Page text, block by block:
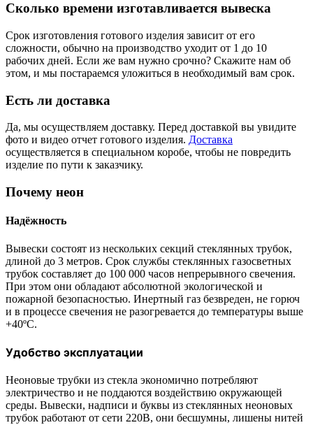
Сколько времени изготавливается вывеска
Срок изготовления готового изделия зависит от его
сложности, обычно на производство уходит от 1 до 10
рабочих дней. Если же вам нужно срочно? Скажите нам об
этом, и мы постараемся уложиться в необходимый вам срок.
Есть ли доставка
Да, мы осуществляем доставку. Перед доставкой вы увидите
фото и видео отчет готового изделия. Доставка
осуществляется в специальном коробе, чтобы не повредить
изделие по пути к заказчику.
Почему неон
Надёжность
Вывески состоят из нескольких секций стеклянных трубок,
длиной до 3 метров. Срок службы стеклянных газосветных
трубок составляет до 100 000 часов непрерывного свечения.
При этом они обладают абсолютной экологической и
пожарной безопасностью. Инертный газ безвреден, не горюч
и в процессе свечения не разогревается до температуры выше
+40ºС.
Удобство эксплуатации
Неоновые трубки из стекла экономично потребляют
электричество и не поддаются воздействию окружающей
среды. Вывески, надписи и буквы из стеклянных неоновых
трубок работают от сети 220В, они бесшумны, лишены нитей